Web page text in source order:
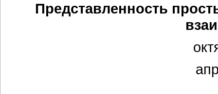
Представленность